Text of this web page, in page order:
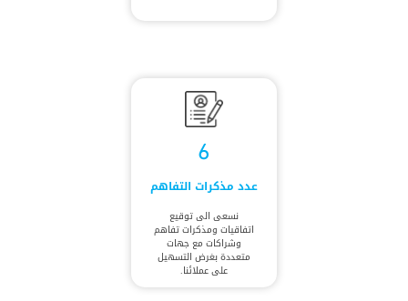
6
عدد مذكرات التفاهم
نسعى الى توقيع
اتفاقيات ومذكرات تفاهم
وشراكات مع جهات
متعددة بغرض التسهيل
على عملائنا.